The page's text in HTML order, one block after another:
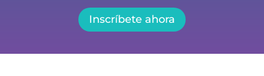
Inscríbete ahora